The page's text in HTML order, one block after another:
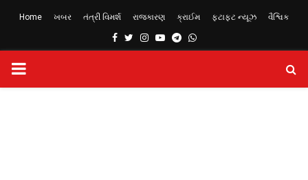
Home ખબર તંત્રી વિમર્શ રાજકારણ ક્રાઈમ ફટાફટ ન્યૂઝ વૈશ્વિક
Facebook
TwitterInstagram
YoutubeTelegram
Whatsapp
PRIMARY